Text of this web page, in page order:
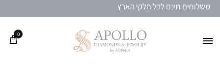
משלוחים חינם לכל חלקי הארץ
0